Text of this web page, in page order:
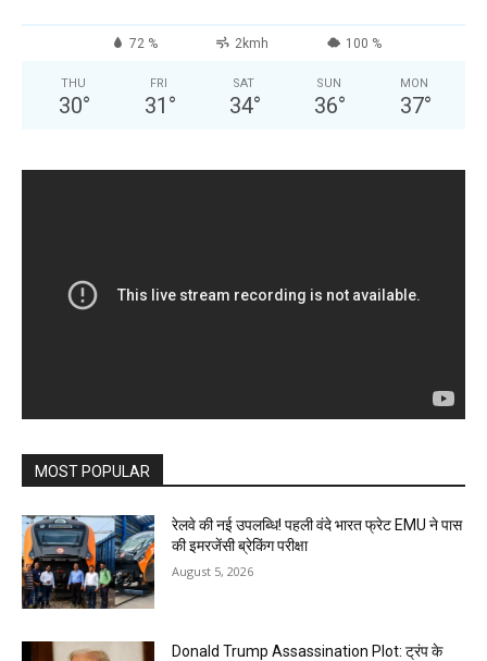
72 % 2kmh 100 %
THU
30°
FRI
31 °
SAT
34°
SUN
36°
MON
37°
MOST POPULAR
रेलवे की नई उपलब्धि! पहली वंदे भारत फ्रेट EMU ने पास
की इमरजेंसी ब्रेकिंग परीक्षा
August 5, 2026
Donald Trump Assassination Plot: ट्रंप के